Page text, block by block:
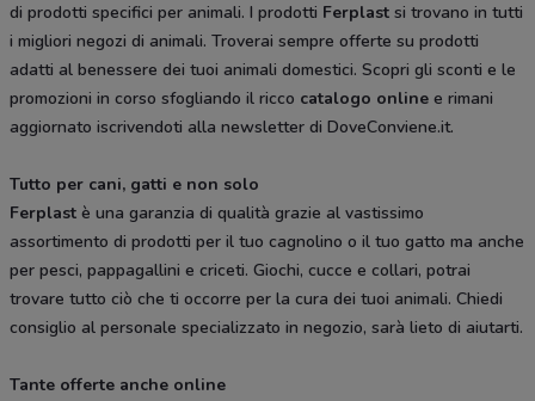
di prodotti specifici per animali. I prodotti Ferplast si trovano in tutti
i migliori negozi di animali. Troverai sempre offerte su prodotti
adatti al benessere dei tuoi animali domestici. Scopri gli sconti e le
promozioni in corso sfogliando il ricco catalogo online e rimani
aggiornato iscrivendoti alla newsletter di DoveConviene.it.
Tutto per cani, gatti e non solo
Ferplast è una garanzia di qualità grazie al vastissimo
assortimento di prodotti per il tuo cagnolino o il tuo gatto ma anche
per pesci, pappagallini e criceti. Giochi, cucce e collari, potrai
trovare tutto ciò che ti occorre per la cura dei tuoi animali. Chiedi
consiglio al personale specializzato in negozio, sarà lieto di aiutarti.
Tante offerte anche online